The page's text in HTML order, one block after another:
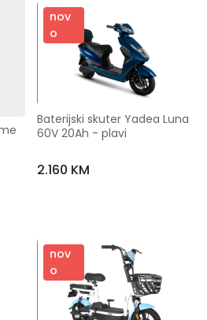
nov
o
Baterijski skuter Yadea Luna
60V 20Ah - plavi
2.160 KM
nov
o